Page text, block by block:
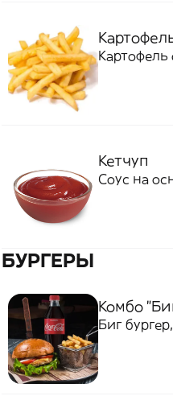
Кетчуп
Соус на
БУРГЕРЫ
Комбо
Биг